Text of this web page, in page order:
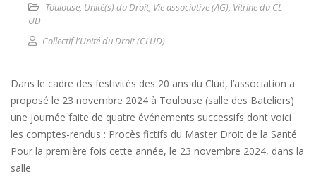
Toulouse, Unité(s) du Droit, Vie associative (AG), Vitrine du CL
UD
Collectif l'Unité du Droit (CLUD)
Dans le cadre des festivités des 20 ans du Clud, l’association a
proposé le 23 novembre 2024 à Toulouse (salle des Bateliers)
une journée faite de quatre événements successifs dont voici
les comptes-rendus : Procès fictifs du Master Droit de la Santé
Pour la première fois cette année, le 23 novembre 2024, dans la
salle